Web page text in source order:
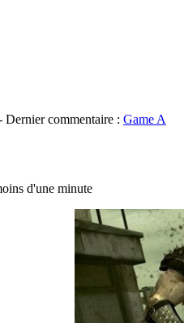
Dernier commentaire : Game A
d'une minute